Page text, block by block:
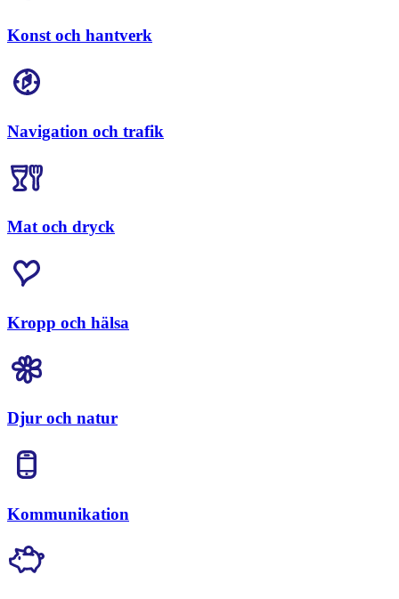
Konst och hantverk
Navigation och trafik
Mat och dryck
Kropp och hälsa
Djur och natur
Kommunikation